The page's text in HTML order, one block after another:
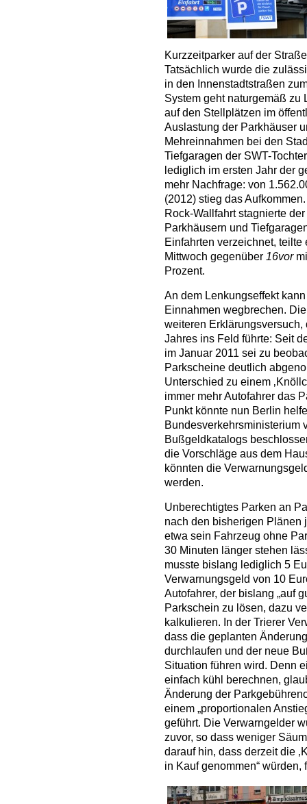
Kurzzeitparker auf der
Tatsächlich wurde die
in den Innenstadtstraßen
System geht naturgemäß zu
auf den Stellplätzen im
Auslastung der Parkhäuser
Mehreinnahmen bei den
Tiefgaragen der SWT-
lediglich im ersten Jahr der
mehr Nachfrage: von
(2012) stieg das
Rock-Wallfahrt stagnierte
Parkhäusern und
Einfahrten verzeichnet,
Mittwoch gegenüber 16vor
Prozent.
An dem Lenkungseffekt
Einnahmen wegbrechen.
weiteren
Jahres ins Feld führte: Seit
im Januar 2011 sei zu
Parkscheine deutlich
Unterschied zu einem
immer mehr Autofahrer das
Punkt könnte nun Berlin
Bundesverkehrsministerium
Bußgeldkatalogs
die Vorschläge aus dem
könnten die
werden.
Unberechtigtes Parken an
nach den bisherigen Plänen
etwa sein Fahrzeug ohne
30 Minuten länger stehen
musste bislang lediglich 5
Verwarnungsgeld von 10
Autofahrer, der bislang „auf
Parkschein zu lösen, dazu
kalkulieren. In der Trierer
dass die geplanten
durchlaufen und der neue
Situation führen wird. Denn
einfach kühl berechnen,
Änderung der
einem „proportionalen
geführt. Die Verwarngelder
zuvor, so dass weniger
darauf hin, dass derzeit die
in Kauf genommen“